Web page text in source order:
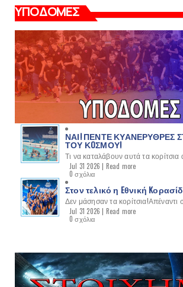
ΥΠΟΔΟΜΕΣ
ΝΑΙ! ΠΕΝΤΕ ΚΥΑΝΕΡΥΘΡΕΣ
ΤΟΥ ΚOΣΜΟΥ!
Τι να καταλάβουν αυτά τα κορίτσια
Jul 31 2026 | Read more
0 σχόλια
Στον τελικό η Eθνική
Δεν μάσησαν τα κορίτσια!Απέναντι
Jul 31 2026 | Read more
0 σχόλια